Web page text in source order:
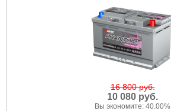
16 800 руб.
10 080 руб.
Вы экономите: 40.00%